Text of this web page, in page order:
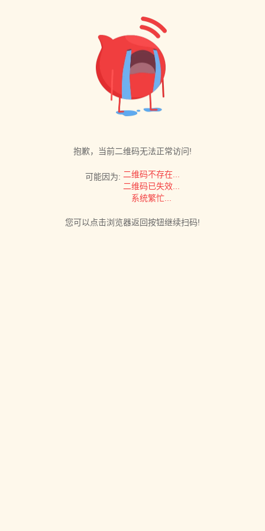
抱歉，当前二维码无法正常访问!
可能因为: 二维码不存在...
二维码已失效...
系统繁忙...
您可以点击浏览器返回按钮继续扫码!